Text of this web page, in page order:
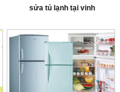
sửa tủ lạnh tại vinh